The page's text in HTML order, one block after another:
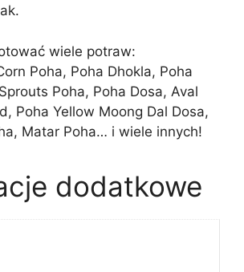
wiele potraw:
Poha, Poha Dhokla, Poha
Poha, Poha Dosa, Aval
Poha Yellow Moong Dal Dosa,
Matar Poha… i wiele innych!
dodatkowe